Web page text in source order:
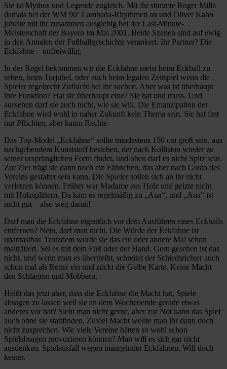
Sie ist Mythos und Legende zugleich. Mit ihr stimmte Roger Milla
damals bei der WM 90‘ Lambada-Rhythmen an und Oliver Kahn
jubelte mit ihr zusammen ausgiebig bei der Last-Minute-
Meisterschaft der Bayern im Mai 2001. Beide Szenen sind auf ewig
in den Annalen der Fußballgeschichte verankert. Ihr Partner? Die
Eckfahne – unfreiwillig.
In der Regel bekommen wir die Eckfahne meist beim Eckball zu
sehen, beim Torjubel, oder auch beim legalen Zeitspiel wenn die
Spieler regelrecht Zuflucht bei ihr suchen. Aber was ist überhaupt
ihre Funktion? Hat sie überhaupt eine? Sie hat und muss. Und
aussehen darf sie auch nicht, wie sie will. Die Emanzipation der
Eckfahne wird wohl in naher Zukunft kein Thema sein. Sie hat fast
nur Pflichten, aber kaum Rechte.
Das Top-Model „Eckfahne“ sollte mindestens 150 cm groß sein, aus
nachgebendem Kunststoff bestehen, der nach Kollision wieder zu
seiner ursprünglichen Form findet, und oben darf es nicht Spitz sein.
Zur Zier trägt sie dann noch ein Fähnchen, das aber nach Gusto des
Vereins gestaltet sein kann. Die Spieler sollen sich an ihr nicht
verletzen können. Früher war Madame aus Holz und geizte nicht
mit Holzsplittern. Da kam es regelmäßig zu „Aua“, und „Aua“ ist
nicht gut – also weg damit!
Darf man die Eckfahne eigentlich vor dem Ausführen eines Eckballs
entfernen? Nein, darf man nicht. Die Würde der Eckfahne ist
unantastbar. Trotzdem wurde sie das ein oder andere Mal schon
malträtiert. Sei es mit dem Fuß oder der Hand. Gern gesehen ist das
nicht, und wenn man es übertreibt, schreitet der Schiedsrichter auch
schon mal als Retter ein und zückt die Gelbe Karte. Keine Macht
den Schlägern und Mobbern.
Heißt das jetzt aber, dass die Eckfahne die Macht hat, Spiele
absagen zu lassen weil sie an dem Wochenende gerade etwas
anderes vor hat? Sieht man nicht gerne, aber zur Not kann das Spiel
auch ohne sie stattfinden. Zuviel Macht wollte man ihr dann doch
nicht zusprechen. Wie viele Vereine hätten so wohl schon
Spielabsagen provozieren können? Man will es sich gar nicht
ausdenken. Spielausfall wegen mangelnder Eckfahnen. Will doch
keiner.